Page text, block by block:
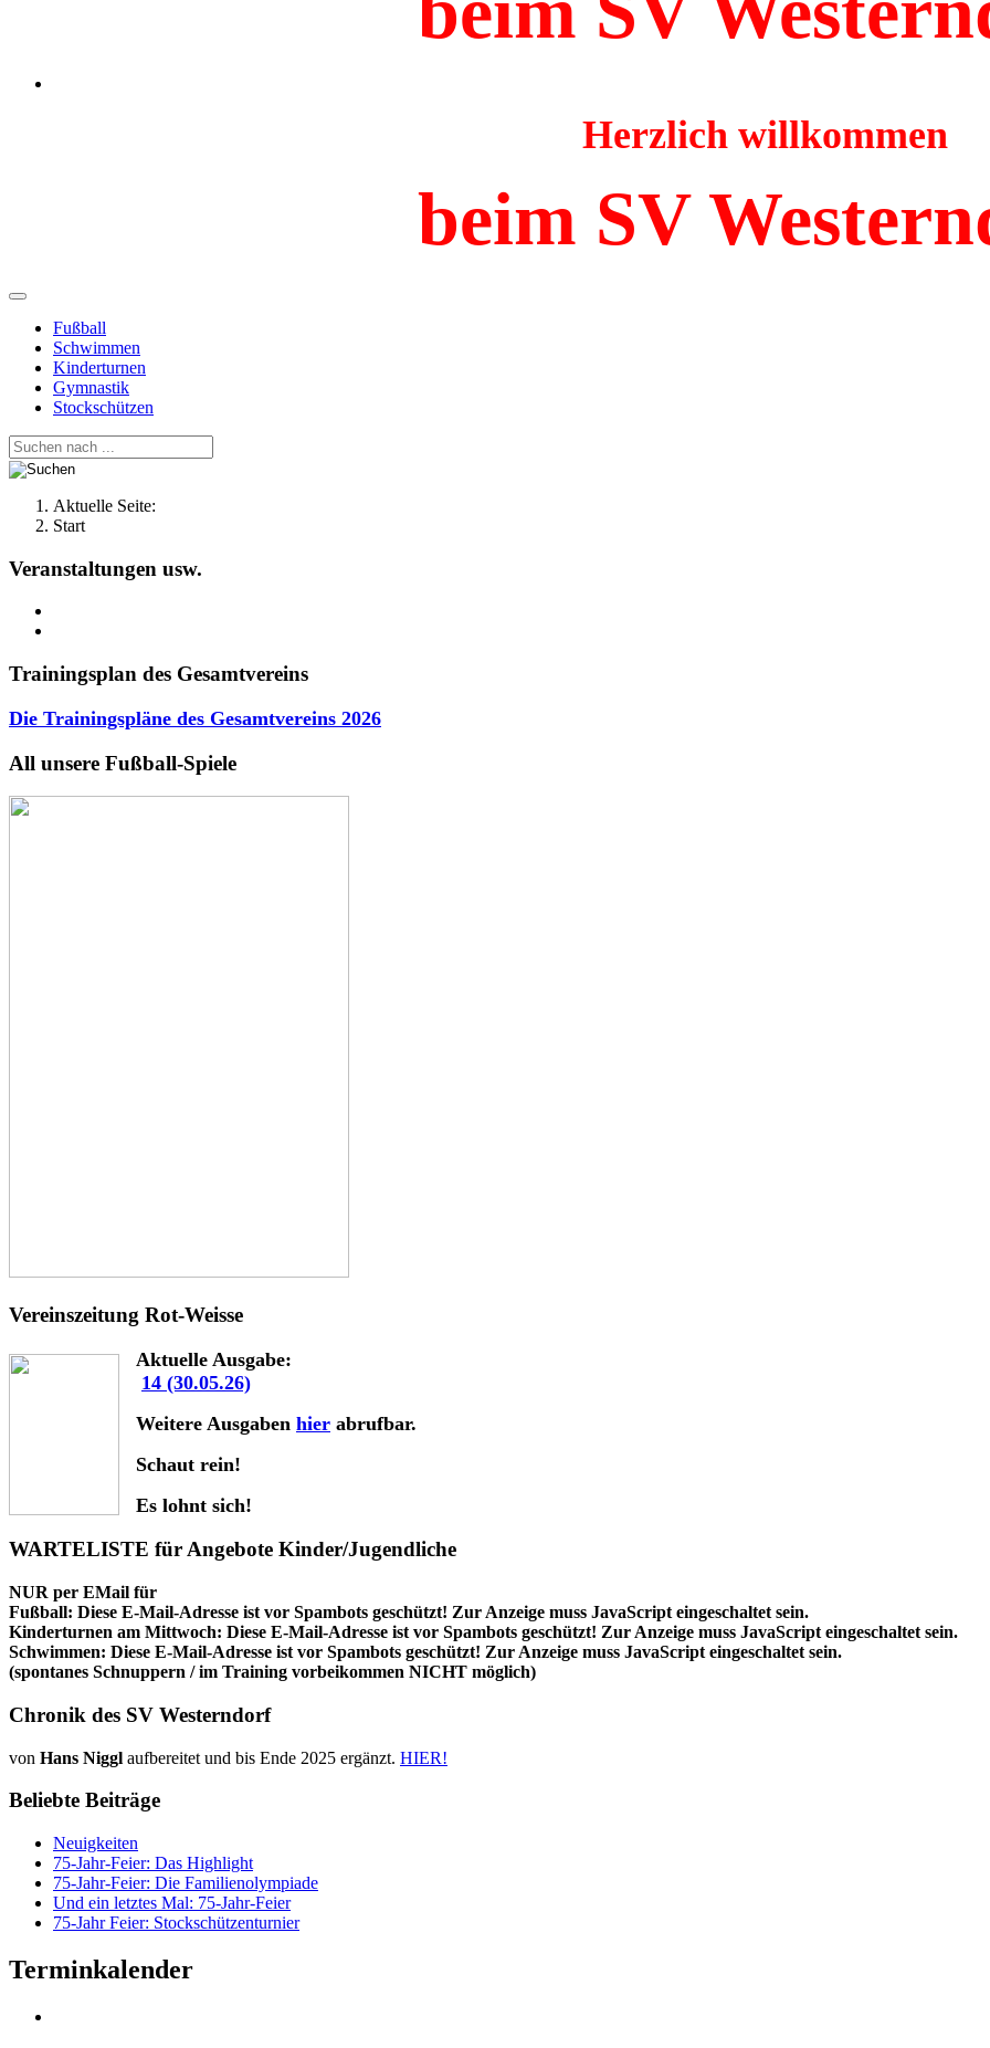
Herzlich willkommen
beim SV
Fußball
Schwimmen
Kinderturnen
Gymnastik
Stockschützen
Aktuelle Seite:
Start
Veranstaltungen usw.
Trainingsplan des Gesamtvereins
Die Trainingspläne des Gesamtvereins 2026
All unsere Fußball-Spiele
Vereinszeitung Rot-Weisse
Aktuelle Ausgabe:
14 (30.05.26)
Weitere Ausgaben hier abrufbar.
Schaut rein!
Es lohnt sich!
WARTELISTE für Angebote Kinder/Jugendliche
NUR per EMail für
Fußball: Diese E-Mail-Adresse ist vor Spambots geschützt! Zur Anzeige muss JavaScript eingeschaltet sein.
Kinderturnen am Mittwoch: Diese E-Mail-Adresse ist vor Spambots geschützt! Zur Anzeige muss JavaScript eingeschaltet sein.
Schwimmen: Diese E-Mail-Adresse ist vor Spambots geschützt! Zur Anzeige muss JavaScript eingeschaltet sein.
(spontanes Schnuppern / im Training vorbeikommen NICHT möglich)
Chronik des SV Westerndorf
von Hans Niggl aufbereitet und bis Ende 2025 ergänzt. HIER!
Beliebte Beiträge
Neuigkeiten
75-Jahr-Feier: Das Highlight
75-Jahr-Feier: Die Familienolympiade
Und ein letztes Mal: 75-Jahr-Feier
75-Jahr Feier: Stockschützenturnier
Terminkalender